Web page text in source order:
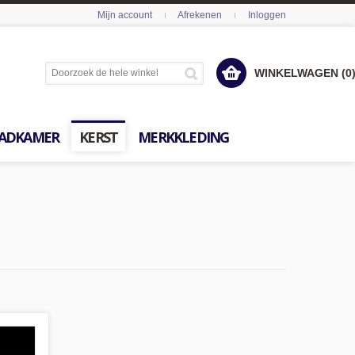
Mijn account Afrekenen Inloggen
WINKELWAGEN (0)
KERST MERKKLEDING